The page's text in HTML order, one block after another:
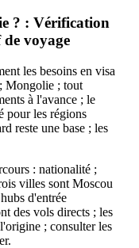
? : Vérification
voyage
les besoins en visa
Mongolie ; tout
à l'avance ; le
pour les régions
reste une base ; les
: nationalité ;
villes sont Moscou
d'entrée
des vols directs ; les
; consulter les